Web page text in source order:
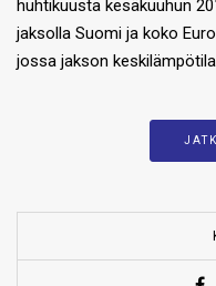
huhtikuusta kesäkuuhun
jaksolla Suomi ja koko
jossa jakson